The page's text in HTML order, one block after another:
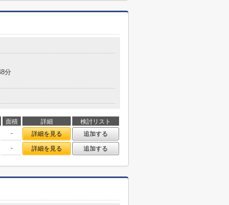
分
面積 詳細
検討リスト
- 詳細を見る
追加する
- 詳細を見る 追加する